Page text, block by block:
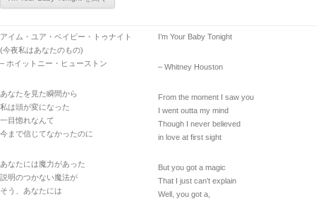
アイム・ユア・ベイビー・トゥナイト
(今夜私はあなたのもの)
– ホイットニー・ヒューストン
あなたを見た瞬間から
私は頭が変になった
一目惚れなんて
今まで信じてなかったのに
あなたには魔力があった
説明のつかない魔法が
そう、あなたには
I’m Your Baby Tonight
– Whitney Houston
From the moment I saw you
I went outta my mind
Though I never believed
in love at first sight
But you got a magic
That I just can’t explain
Well, you got a,